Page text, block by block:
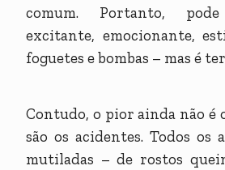
comum. Portanto,
excitante, emocionante,
foguetes e bombas – mas é
Contudo, o pior ainda não é
são os acidentes. Todos os
mutiladas – de rostos